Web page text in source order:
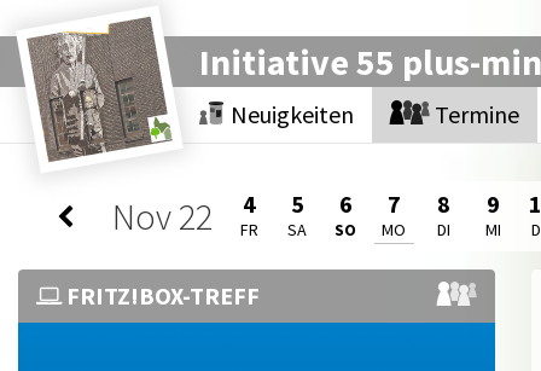
Initiative 55 plus-
Neuigkeiten Termine
Nov22 4
FR
5
SA
6
SO
7
MO
8
DI
9
MI
FRITZ!BOX-TREFF